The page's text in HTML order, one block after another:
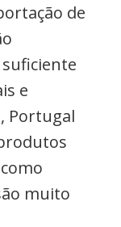
de
e
Portugal
muito